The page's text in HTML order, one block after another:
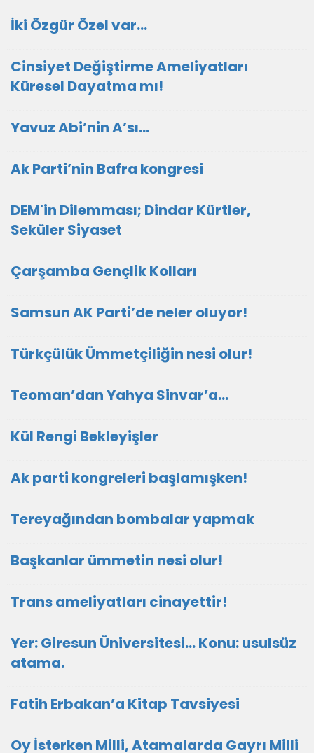
İki Özgür Özel var…
Cinsiyet Değiştirme Ameliyatları
Küresel Dayatma mı!
Yavuz Abi’nin A’sı…
Ak Parti’nin Bafra kongresi
DEM'in Dilemması; Dindar Kürtler,
Seküler Siyaset
Çarşamba Gençlik Kolları
Samsun AK Parti’de neler oluyor!
Türkçülük Ümmetçiliğin nesi olur!
Teoman’dan Yahya Sinvar’a…
Kül Rengi Bekleyişler
Ak parti kongreleri başlamışken!
Tereyağından bombalar yapmak
Başkanlar ümmetin nesi olur!
Trans ameliyatları cinayettir!
Yer: Giresun Üniversitesi… Konu: usulsüz
atama.
Fatih Erbakan’a Kitap Tavsiyesi
Oy İsterken Milli, Atamalarda Gayrı Milli